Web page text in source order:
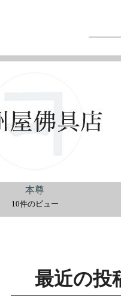
本尊
10件のビュー
最近の投